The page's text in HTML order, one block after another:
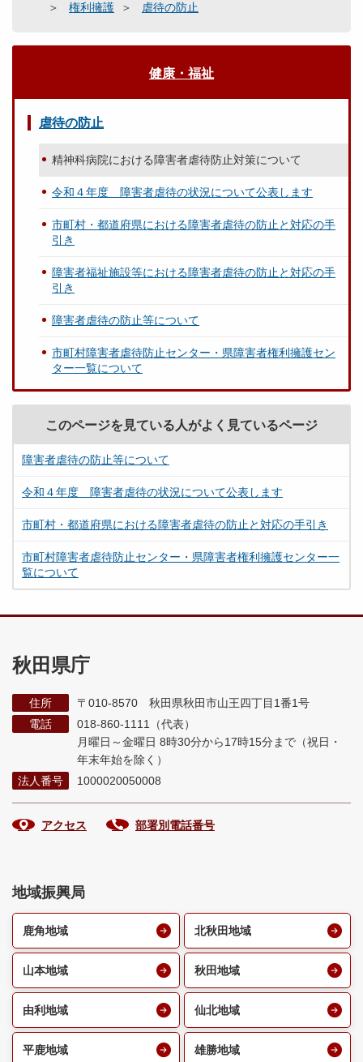
権利擁護
虐待の防止
健康・福祉
虐待の防止
精神科病院における障害者虐待防止対策について
令和４年度 障害者虐待の状況について公表します
市町村・都道府県における障害者虐待の防止と対応の手
引き
障害者福祉施設等における障害者虐待の防止と対応の手
引き
障害者虐待の防止等について
市町村障害者虐待防止センター・県障害者権利擁護セン
ター一覧について
このページを見ている人がよく見ているページ
障害者虐待の防止等について
令和４年度 障害者虐待の状況について公表します
市町村・都道府県における障害者虐待の防止と対応の手引き
市町村障害者虐待防止センター・県障害者権利擁護センター一
覧について
秋田県庁
住所
〒010-8570 秋田県秋田市山王四丁目1番1号
電話
018-860-1111（代表）
月曜日～金曜日 8時30分から17時15分まで （祝日・
年末年始を除く）
法人番号
1000020050008
アクセス 部署別電話番号
地域振興局
鹿角地域 北秋田地域
山本地域 秋田地域
由利地域 仙北地域
平鹿地域 雄勝地域